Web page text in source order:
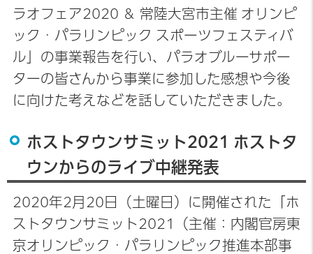
ラオフェア2020 ＆ 常陸大宮市主催 オリンピ
ック・パラリンピック スポーツフェスティバ
ル」の事業報告を行い、パラオブルーサポー
ターの皆さんから事業に参加した感想や今後
に向けた考えなどを話していただきました。
ホストタウンサミット2021 ホストタ
ウンからのライブ中継発表
2020年2月20日（土曜日）に開催された「ホ
ストタウンサミット2021（主催：内閣官房東
京オリンピック・パラリンピック推進本部事